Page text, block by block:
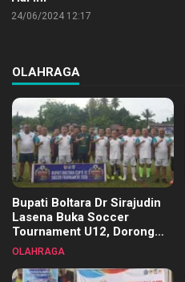
24/06/2024 12:17
OLAHRAGA
Bupati Boltara Dr Sirajudin
Lasena Buka Soccer
Tournament U12, Dorong
Pembinaan Merata di Setiap
OLAHRAGA